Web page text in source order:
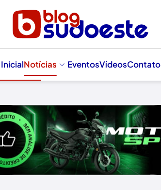
InicialNotícias EventosVídeosContato